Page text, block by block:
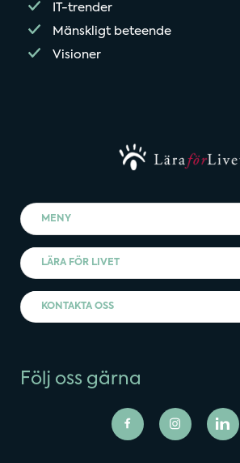
IT-trender
Mänskligt beteende
Visioner
MENY
LÄRA FÖR LIVET
KONTAKTA OSS
Följ oss gärna